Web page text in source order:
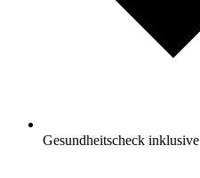
Gesundheitscheck inklusive